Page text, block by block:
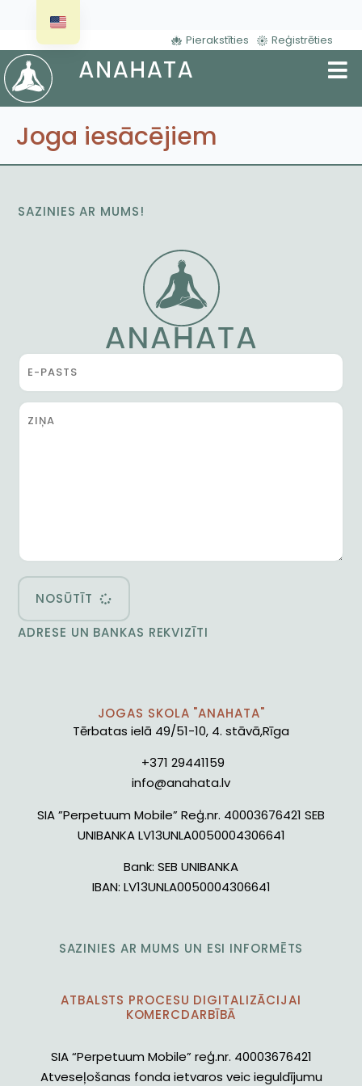
Pierakstīties Reģistrēties
Joga iesācējiem
SAZINIES AR MUMS!
NOSŪTĪT
ADRESE UN BANKAS REKVIZĪTI
JOGAS SKOLA "ANAHATA"
Tērbatas ielā 49/51-10, 4. stāvā,Rīga
+371 29441159
info@anahata.lv
SIA ”Perpetuum Mobile” Reģ.nr. 40003676421 SEB
UNIBANKA LV13UNLA0050004306641
Bank: SEB UNIBANKA
IBAN: LV13UNLA0050004306641
SAZINIES AR MUMS UN ESI INFORMĒTS
ATBALSTS PROCESU DIGITALIZĀCIJAI
KOMERCDARBĪBĀ
SIA “Perpetuum Mobile” reģ.nr. 40003676421
Atveseļošanas fonda ietvaros veic ieguldījumu